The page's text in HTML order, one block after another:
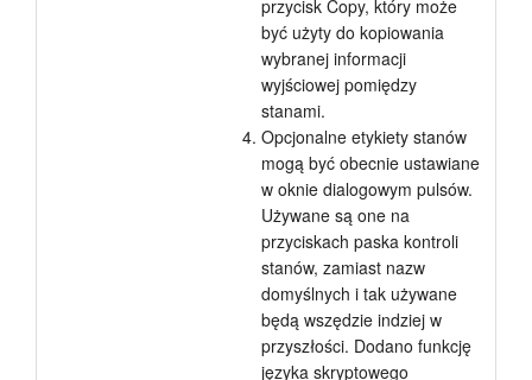
przycisk Copy, który może
być użyty do kopiowania
wybranej informacji
wyjściowej pomiędzy
stanami.
Opcjonalne etykiety stanów
mogą być obecnie ustawiane
w oknie dialogowym pulsów.
Używane są one na
przyciskach paska kontroli
stanów, zamiast nazw
domyślnych i tak używane
będą wszędzie indziej w
przyszłości. Dodano funkcję
języka skryptowego